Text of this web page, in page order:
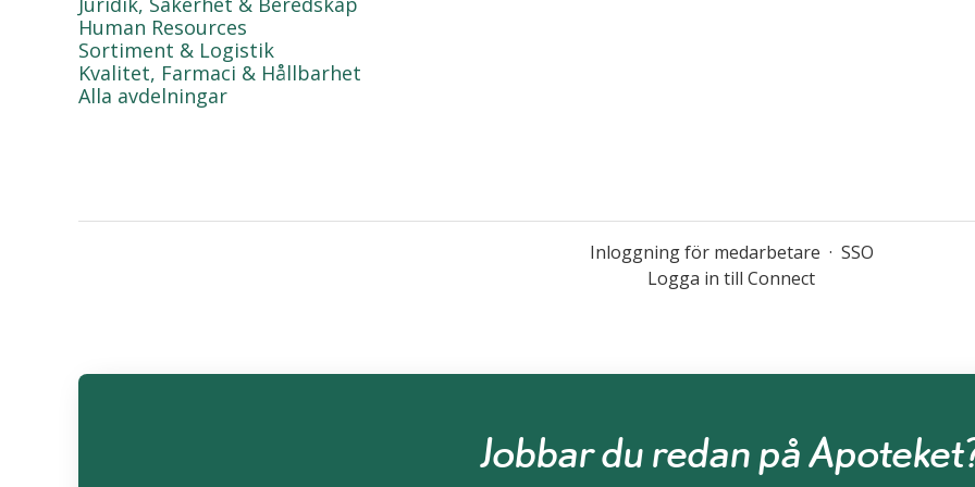
Human Resources
Sortiment & Logistik
Kvalitet, Farmaci & Hållbarhet
Alla avdelningar
Inloggning för medarbetare · SSO
Logga in till Connect
Jobbar du redan på